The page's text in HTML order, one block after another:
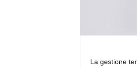
La gestione